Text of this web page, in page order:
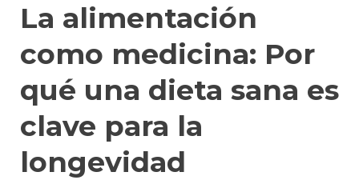
La alimentación
como medicina: Por
qué una dieta sana es
clave para la
longevidad